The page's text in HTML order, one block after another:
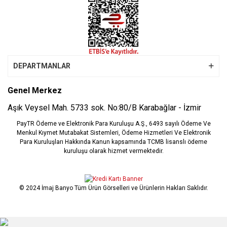
DEPARTMANLAR
Genel Merkez
Aşık Veysel Mah. 5733 sok. No:80/B Karabağlar - İzmir
PayTR Ödeme ve Elektronik Para Kuruluşu A.Ş., 6493 sayılı Ödeme Ve
Menkul Kıymet Mutabakat Sistemleri, Ödeme Hizmetleri Ve Elektronik
Para Kuruluşları Hakkında Kanun kapsamında TCMB lisanslı ödeme
kuruluşu olarak hizmet vermektedir.
© 2024 İmaj Banyo Tüm Ürün Görselleri ve Ürünlerin Hakları Saklıdır.